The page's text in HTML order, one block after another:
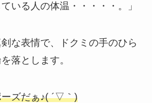
いる人の体温・・・・・。」
な表情で、ドクミの手のひら
落とします。
ズだぁ♪( ´▽｀)